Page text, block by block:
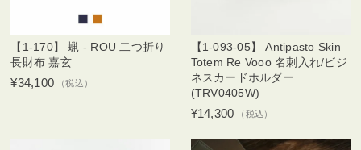
【1-170】 蝋 - ROU 二つ折り
長財布 嘉玄
¥34,100 （税込）
【1-093-05】 Antipasto Skin
Totem Re Vooo 名刺入れ/ビジ
ネスカードホルダー
(TRV0405W)
¥14,300 （税込）